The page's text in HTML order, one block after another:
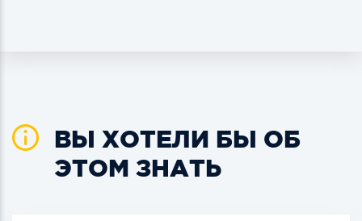
ВЫ ХОТЕЛИ БЫ ОБ
ЭТОМ ЗНАТЬ